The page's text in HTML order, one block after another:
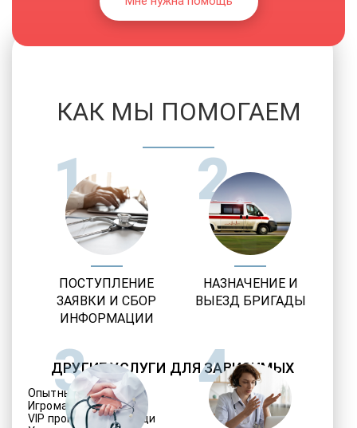
ДРУГИЕ УСЛУГИ ДЛЯ ЗАВИСИМЫХ
Опытные медики
Игромания
VIP программы помощи
КАК МЫ ПОМОГАЕМ
1
ПОСТУПЛЕНИЕ
ЗАЯВКИ И СБОР
ИНФОРМАЦИИ
2
НАЗНАЧЕНИЕ И
ВЫЕЗД БРИГАДЫ
3 4